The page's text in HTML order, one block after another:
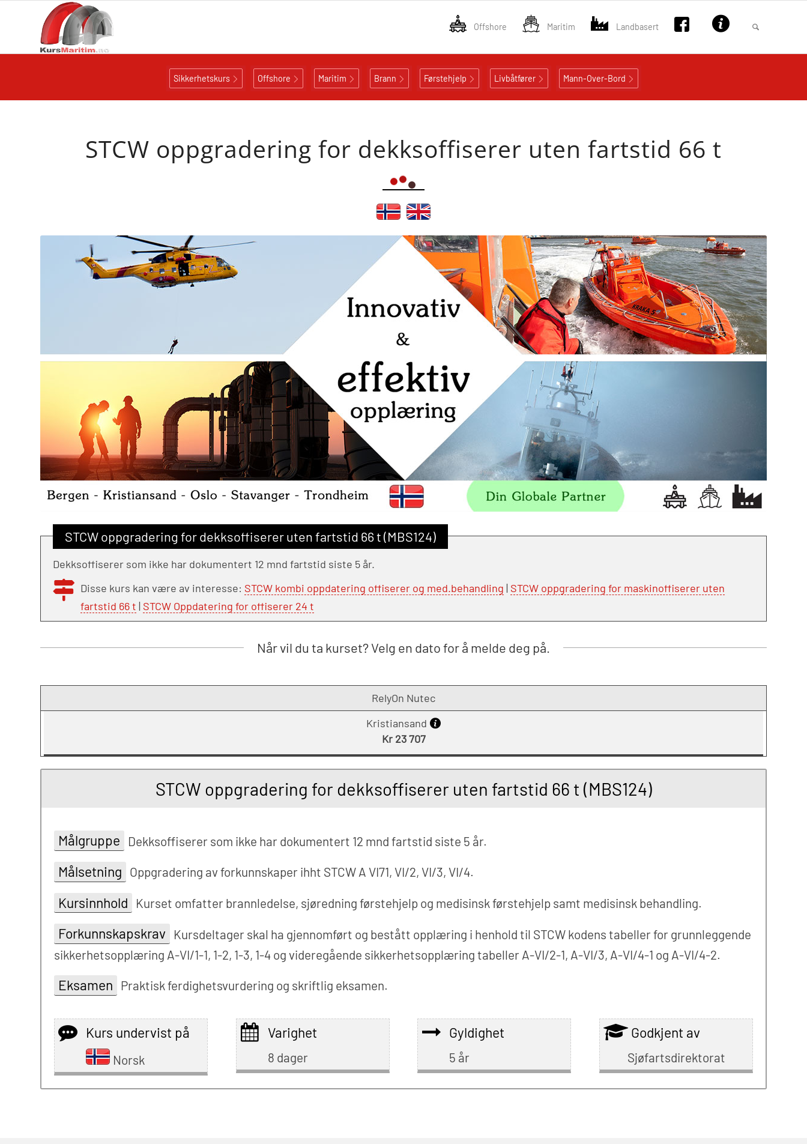
Offshore Maritim Landbasert
Sikkerhetskurs Offshore Maritim Brann Førstehjelp Livbåtfører Mann-Over-Bord
STCW oppgradering for dekksoffiserer uten fartstid 66 t
STCW oppgradering for dekksoffiserer uten fartstid 66 t (MBS124)
Dekksoffiserer som ikke har dokumentert 12 mnd fartstid siste 5 år.
Disse kurs kan være av interesse: STCW kombi oppdatering offiserer og med.behandling | STCW oppgradering for maskinoffiserer uten
fartstid 66 t | STCW Oppdatering for offiserer 24 t
Når vil du ta kurset? Velg en dato for å melde deg på.
RelyOn Nutec
Kristiansand
Kr 23 707
STCW oppgradering for dekksoffiserer uten fartstid 66 t (MBS124)
Målgruppe Dekksoffiserer som ikke har dokumentert 12 mnd fartstid siste 5 år.
Målsetning Oppgradering av forkunnskaper ihht STCW A VI71, VI/2, VI/3, VI/4.
Kursinnhold Kurset omfatter brannledelse, sjøredning førstehjelp og medisinsk førstehjelp samt medisinsk behandling.
Forkunnskapskrav
Kursdeltager skal ha gjennomført og bestått opplæring i henhold til STCW kodens tabeller for grunnleggende
sikkerhetsopplæring A-VI/1-1, 1-2, 1-3, 1-4 og videregående sikkerhetsopplæring tabeller A-VI/2-1, A-VI/3, A-VI/4-1 og A-VI/4-2.
Eksamen Praktisk ferdighetsvurdering og skriftlig eksamen.
Kurs undervist på
Norsk
Varighet
8 dager
Gyldighet
5 år
Godkjent av
Sjøfartsdirektorat